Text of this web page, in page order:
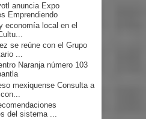
anuncia Expo
Emprendiendo
economía local en el
se reúne con el Grupo
...
Naranja número 103
mexiquense Consulta a
del sistema ...